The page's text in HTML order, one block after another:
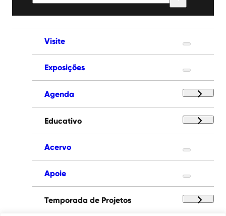
por:
Visite
Exposições
Agenda
Educativo
Acervo
Apoie
Temporada de Projetos